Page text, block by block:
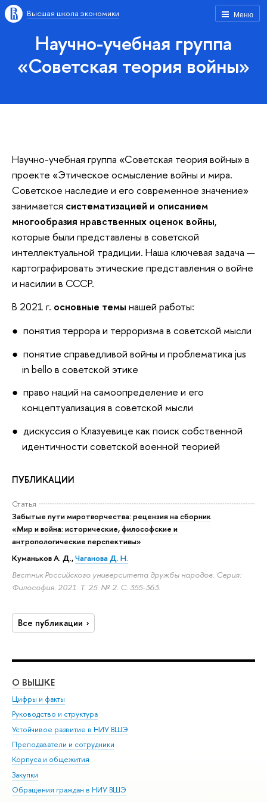
Меню
Высшая школа экономики
Научно-учебная группа
«Советская теория войны»
ПУБЛИКАЦИИ
Статья
Забытые пути миротворчества: рецензия на сборник
«Мир и война: исторические, философские и
антропологические перспективы»
Куманьков А. Д.,Чаганова Д. Н.
Вестник Российского университета дружбы народов. Серия:
Философия. 2021. Т. 25. № 2. С. 355-363.
Все публикации
Научно-учебная группа «Советская теория войны» в
проекте «Этическое осмысление войны и мира.
Советское наследие и его современное значение»
занимается систематизацией и описанием
многообразия нравственных оценок войны,
которые были представлены в советской
интеллектуальной традиции. Наша ключевая задача —
картографировать этические представления о войне
и насилии в СССР.
В 2021 г. основные темы нашей работы:
понятия террора и терроризма в советской мысли
понятие справедливой войны и проблематика jus
in bello в советской этике
право наций на самоопределение и его
концептуализация в советской мысли
дискуссия о Клазуевице как поиск собственной
идентичности советской военной теорией
О ВЫШКЕ
Цифры и факты
Руководство и структура
Устойчивое развитие в НИУ ВШЭ
Преподаватели и сотрудники
Корпуса и общежития
Закупки
Обращения граждан в НИУ ВШЭ